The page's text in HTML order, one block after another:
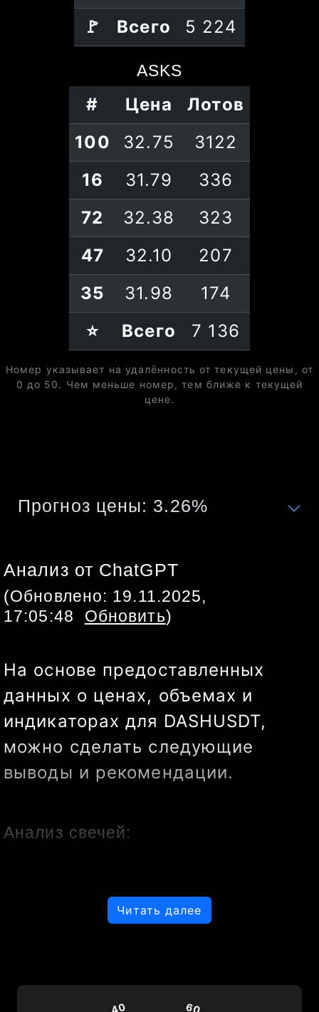
🚩
Всего 5 224
ASKS
# Цена
Лотов
100
32.75
3122
16
31.79
336
72
32.38
323
47
32.10
207
35
31.98
174
⭐
Всего 7 136
Номер указывает на удалённость от текущей цены, от
0 до 50. Чем меньше номер, тем ближе к текущей
цене.
Прогноз цены: 3.26%
Анализ от ChatGPT
(Обновлено: 19.11.2025,
17:05:48
Обновить)
На основе предоставленных
данных о ценах, объемах и
индикаторах для DASHUSDT,
можно сделать следующие
выводы и рекомендации.
Анализ свечей:
Последние свечи: Динамика
торгуется вокруг 76.7 - 77.0.
Читать далее
40 60